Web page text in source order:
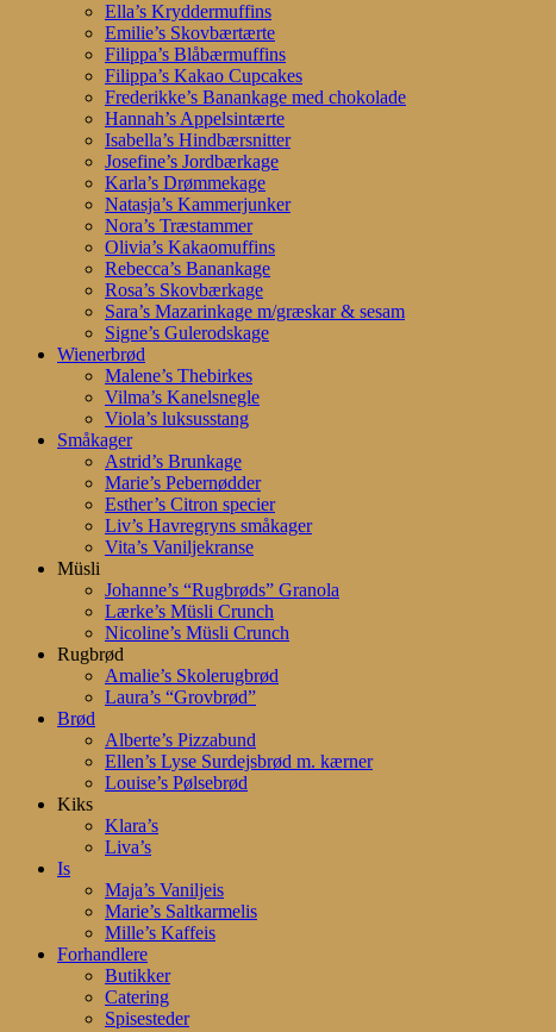
Ella’s Kryddermuffins
Emilie’s Skovbærtærte
Filippa’s Blåbærmuffins
Filippa’s Kakao Cupcakes
Frederikke’s Banankage med chokolade
Hannah’s Appelsintærte
Isabella’s Hindbærsnitter
Josefine’s Jordbærkage
Karla’s Drømmekage
Natasja’s Kammerjunker
Nora’s Træstammer
Olivia’s Kakaomuffins
Rebecca’s Banankage
Rosa’s Skovbærkage
Sara’s Mazarinkage m/græskar & sesam
Signe’s Gulerodskage
Wienerbrød
Malene’s Thebirkes
Vilma’s Kanelsnegle
Viola’s luksusstang
Småkager
Astrid’s Brunkage
Marie’s Pebernødder
Esther’s Citron specier
Liv’s Havregryns småkager
Vita’s Vaniljekranse
Müsli
Johanne’s “Rugbrøds” Granola
Lærke’s Müsli Crunch
Nicoline’s Müsli Crunch
Rugbrød
Amalie’s Skolerugbrød
Laura’s “Grovbrød”
Brød
Alberte’s Pizzabund
Ellen’s Lyse Surdejsbrød m. kærner
Louise’s Pølsebrød
Kiks
Klara’s
Liva’s
Is
Maja’s Vaniljeis
Marie’s Saltkarmelis
Mille’s Kaffeis
Forhandlere
Butikker
Catering
Spisesteder